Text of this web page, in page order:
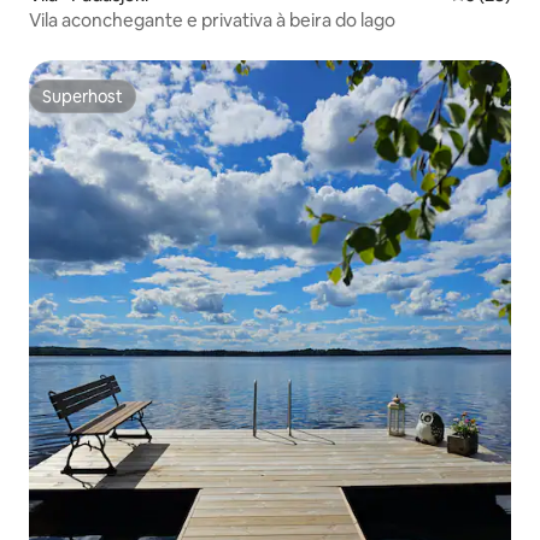
Vila aconchegante e privativa à beira do lago
Superhost
Superhost